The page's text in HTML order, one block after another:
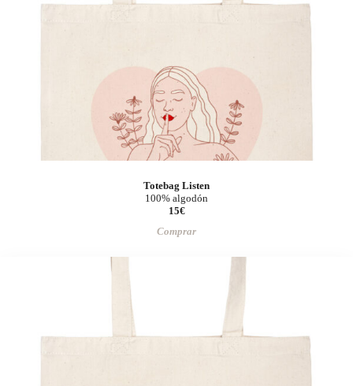
Totebag Listen
100% algodón
15€
Comprar